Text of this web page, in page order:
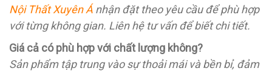
Nội Thất Xuyên Á nhận đặt theo yêu cầu để phù hợp
với từng không gian. Liên hệ tư vấn để biết chi tiết.
Giá cả có phù hợp với chất lượng không?
Sản phẩm tập trung vào sự thoải mái và bền bỉ, đảm